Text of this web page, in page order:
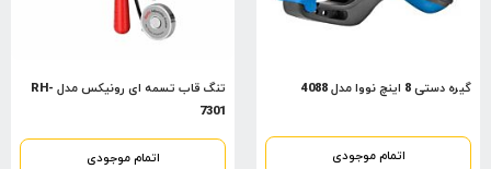
گیره دستی 8 اینچ نووا مدل 4088
اتمام موجودی
تنگ قاب تسمه ای رونیکس مدل RH-
7301
اتمام موجودی